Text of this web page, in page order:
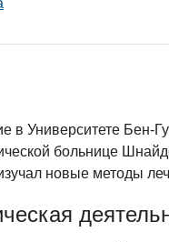
Университете Бен-
больнице
новые методы